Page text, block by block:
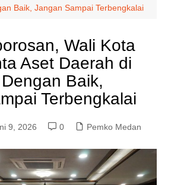
Baik, Jangan Sampai Terbengkalai
Wali Kota
Aset Daerah di
Baik,
Terbengkalai
9, 2026 0 Pemko Medan